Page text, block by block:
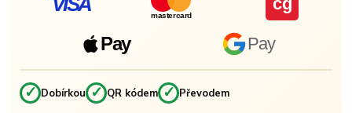
mastercard
Pay Pay
✓ Dobírkou ✓ QR kódem ✓ Převodem